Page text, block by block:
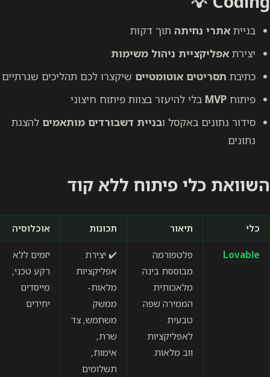
תוך דקות
ניהול משימות
אוטומטייםשיקצרו לכם תהליכים שגרתיים
להיעזר בצוות פיתוח חיצוני
ובניית דשבורדים מותאמיםלהצגת
פיתוח ללא קוד
תיאור תכונות אוכלוסיה דירוג
פלטפורמה
✔️ יצירת
אפליקציות
מלאות-
ממשק
משתמש, צד
שרת,
אימות,
יזמים ללא
רקע טכני,
מייסדים
יחידים
ידידותי
למשתמש
★★★★☆